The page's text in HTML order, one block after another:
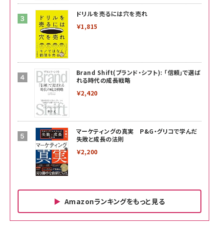
ドリルを売るには穴を売れ
￥1,815
Brand Shift(ブランド・シフト): 「信頼」で選ば
れる時代の成長戦略
￥2,420
マーケティングの真実 P&G・グリコで学んだ
失敗と成長の法則
￥2,200
Amazonランキングをもっと見る